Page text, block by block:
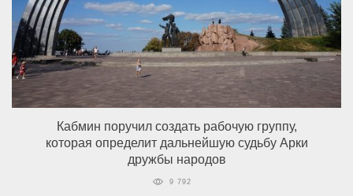
Кабмин поручил создать рабочую группу,
которая определит дальнейшую судьбу Арки
дружбы народов
9 792